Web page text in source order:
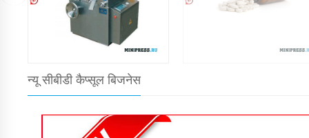
न्यू सीबीडी कैप्सूल बिजनेस